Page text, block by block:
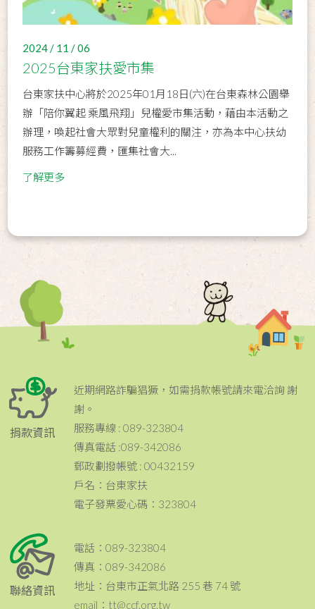
2024 / 11 / 06
2025台東家扶愛市集
台東家扶中心將於2025年01月18日(六)在台東森林公園舉
辦「陪你翼起 乘風飛翔」兒權愛市集活動，藉由本活動之
辦理，喚起社會大眾對兒童權利的關注，亦為本中心扶幼
服務工作籌募經費，匯集社會大...
了解更多
捐款資訊
近期網路詐騙猖獗，如需捐款帳號請來電洽詢 謝
謝。
服務專線 : 089-323804
傳真電話 :089-342086
郵政劃撥帳號 : 00432159
戶名：台東家扶
電子發票愛心碼：323804
聯絡資訊
電話：089-323804
傳真：089-342086
地址：台東市正氣北路 255 巷 74 號
email：tt@ccf.org.tw